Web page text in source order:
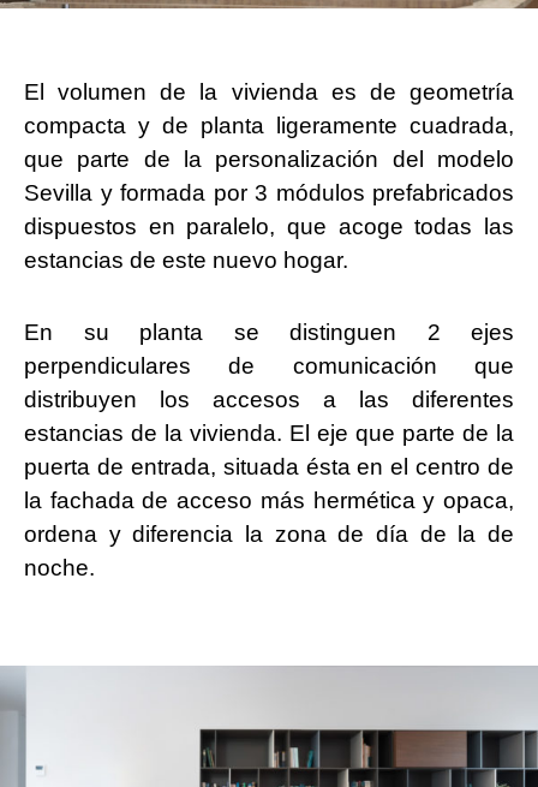
El volumen de la vivienda es de geometría
compacta y de planta ligeramente cuadrada,
que parte de la personalización del modelo
Sevilla y formada por 3 módulos prefabricados
dispuestos en paralelo, que acoge todas las
estancias de este nuevo hogar.
En su planta se distinguen 2 ejes
perpendiculares de comunicación que
distribuyen los accesos a las diferentes
estancias de la vivienda. El eje que parte de la
puerta de entrada, situada ésta en el centro de
la fachada de acceso más hermética y opaca,
ordena y diferencia la zona de día de la de
noche.